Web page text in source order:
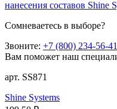
Сомневаетесь в выборе?
Звоните: +7 (800) 234-56-41
Вам поможет наш
арт. SS871
Shine Systems